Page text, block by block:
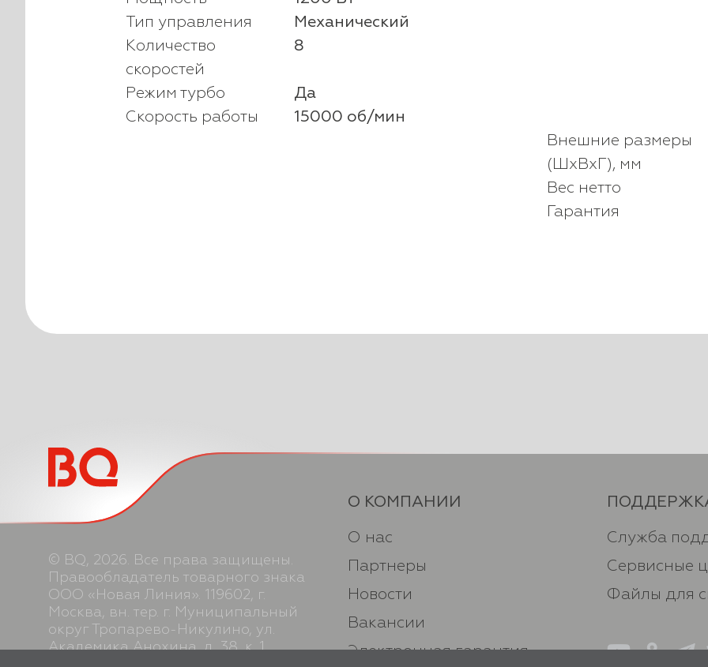
Тип управления
Механический
Количество
скоростей
8
Режим турбо
Да
Скорость работы
15000 об/мин
Внешние размеры
(ШхВхГ), мм
Вес нетто
Гарантия
© BQ, 2026. Все права защищены.
Правообладатель товарного знака
ООО «Новая Линия». 119602, г.
Москва, вн. тер. г. Муниципальный
округ Тропарево-Никулино, ул.
Академика Анохина, д. 38, к. 1,
О КОМПАНИИ
О нас
Партнеры
Новости
Вакансии
Электронная гарантия
Служба
Сервисные
Файлы для